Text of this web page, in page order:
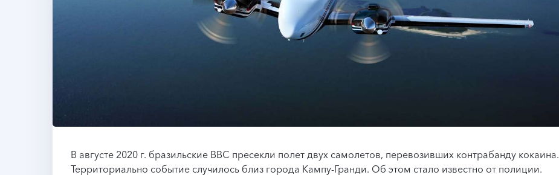
В августе 2020 г. бразильские ВВС пресекли полет двух самолетов, перевозивших контрабанду кокаина.
Территориально событие случилось близ города Кампу-Гранди. Об этом стало известно от полиции.